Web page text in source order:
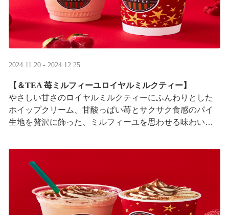
2024.11.20 - 2024.12.25
【＆TEA 苺ミルフィーユロイヤルミルクティー】
やさしい甘さのロイヤルミルクティーにふんわりとした
ホイップクリーム、甘酸っぱい苺とサクサク食感のパイ
生地を贅沢に飾った、ミルフィーユを思わせる味わいの